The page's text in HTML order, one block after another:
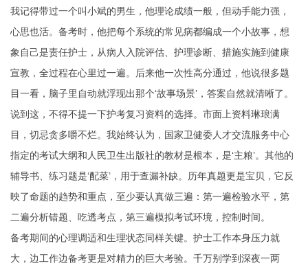
我记得带过一个叫小斌的男生，他理论成绩一般，但动手能力强，
心思也活。备考时，他把每个系统的常见病都编成一个小故事，想
象自己是责任护士，从病人入院评估、护理诊断、措施实施到健康
宣教，全过程在心里过一遍。后来他一次性高分通过，他说很多题
目一看，脑子里自动就浮现出那个‘故事场景’，答案自然就清晰了。
说到这，不得不提一下护考复习资料的选择。市面上资料琳琅满
目，切忌贪多嚼不烂。我始终认为，国家卫健委人才交流服务中心
指定的考试大纲和人民卫生出版社的教材是根本，是‘主粮’。其他的
辅导书、练习题是‘配菜’，用于查漏补缺。历年真题更是宝贝，它反
映了命题的趋势和重点，至少要认真做三遍：第一遍检验水平，第
二遍分析错题、吃透考点，第三遍模拟考试环境，控制时间。
备考期间的心理调适和生理状态同样关键。护士工作本身压力就
大，边工作边备考更是对精力的巨大考验。千万别学到深夜一两